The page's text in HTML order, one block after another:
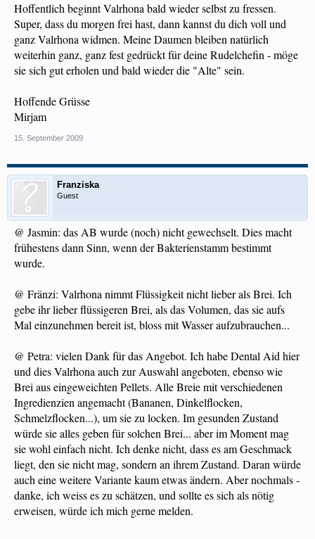
Hoffentlich beginnt Valrhona bald wieder selbst zu fressen.
Super, dass du morgen frei hast, dann kannst du dich voll und
ganz Valrhona widmen. Meine Daumen bleiben natürlich
weiterhin ganz, ganz fest gedrückt für deine Rudelchefin - möge
sie sich gut erholen und bald wieder die "Alte" sein.
Hoffende Grüsse
Mirjam
15. September 2009
Franziska
Guest
@ Jasmin: das AB wurde (noch) nicht gewechselt. Dies macht
frühestens dann Sinn, wenn der Bakterienstamm bestimmt
wurde.
@ Fränzi: Valrhona nimmt Flüssigkeit nicht lieber als Brei. Ich
gebe ihr lieber flüssigeren Brei, als das Volumen, das sie aufs
Mal einzunehmen bereit ist, bloss mit Wasser aufzubrauchen...
@ Petra: vielen Dank für das Angebot. Ich habe Dental Aid hier
und dies Valrhona auch zur Auswahl angeboten, ebenso wie
Brei aus eingeweichten Pellets. Alle Breie mit verschiedenen
Ingredienzien angemacht (Bananen, Dinkelflocken,
Schmelzflocken...), um sie zu locken. Im gesunden Zustand
würde sie alles geben für solchen Brei... aber im Moment mag
sie wohl einfach nicht. Ich denke nicht, dass es am Geschmack
liegt, den sie nicht mag, sondern an ihrem Zustand. Daran würde
auch eine weitere Variante kaum etwas ändern. Aber nochmals -
danke, ich weiss es zu schätzen, und sollte es sich als nötig
erweisen, würde ich mich gerne melden.